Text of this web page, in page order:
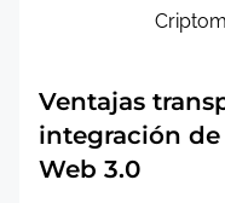
Ventajas
integración
Web 3.0